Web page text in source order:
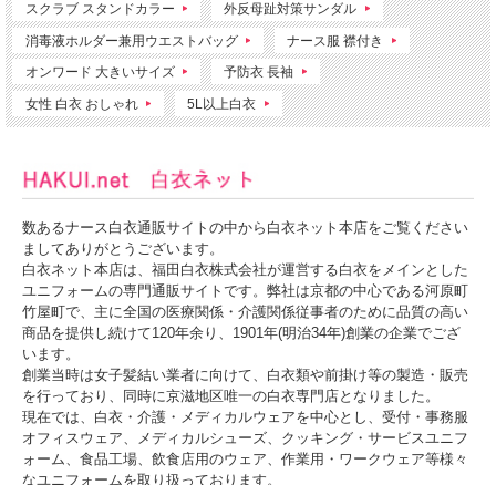
スクラブ スタンドカラー 外反母趾対策サンダル
消毒液ホルダー兼用ウエストバッグ ナース服 襟付き
オンワード 大きいサイズ 予防衣 長袖
女性 白衣 おしゃれ 5L以上白衣
数あるナース白衣通販サイトの中から白衣ネット本店をご覧ください
ましてありがとうございます。
白衣ネット本店は、福田白衣株式会社が運営する白衣をメインとした
ユニフォームの専門通販サイトです。弊社は京都の中心である河原町
竹屋町で、主に全国の医療関係・介護関係従事者のために品質の高い
商品を提供し続けて120年余り、1901年(明治34年)創業の企業でござ
います。
創業当時は女子髪結い業者に向けて、白衣類や前掛け等の製造・販売
を行っており、同時に京滋地区唯一の白衣専門店となりました。
現在では、白衣・介護・メディカルウェアを中心とし、受付・事務服
オフィスウェア、メディカルシューズ、クッキング・サービスユニフ
ォーム、食品工場、飲食店用のウェア、作業用・ワークウェア等様々
なユニフォームを取り扱っております。